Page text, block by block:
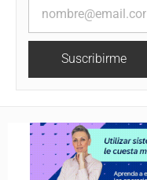
Suscribirme